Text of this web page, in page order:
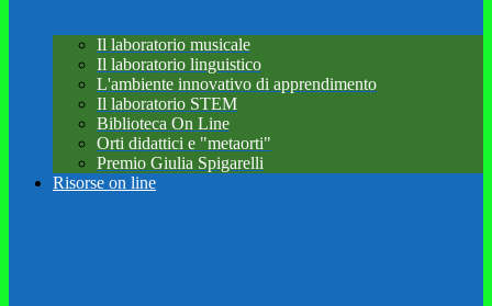
Il laboratorio musicale
Il laboratorio linguistico
L'ambiente innovativo di apprendimento
Il laboratorio STEM
Biblioteca On Line
Orti didattici e "metaorti"
Premio Giulia Spigarelli
Risorse on line